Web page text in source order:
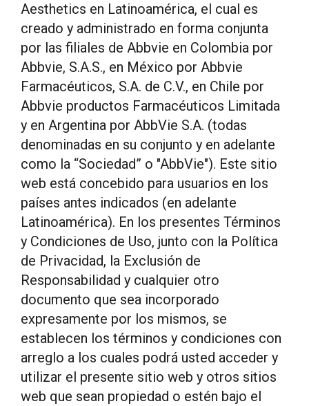
Aesthetics en Latinoamérica, el cual es
creado y administrado en forma conjunta
por las filiales de Abbvie en Colombia por
Abbvie, S.A.S., en México por Abbvie
Farmacéuticos, S.A. de C.V., en Chile por
Abbvie productos Farmacéuticos Limitada
y en Argentina por AbbVie S.A. (todas
denominadas en su conjunto y en adelante
como la “Sociedad” o "AbbVie"). Este sitio
web está concebido para usuarios en los
países antes indicados (en adelante
Latinoamérica). En los presentes Términos
y Condiciones de Uso, junto con la Política
de Privacidad, la Exclusión de
Responsabilidad y cualquier otro
documento que sea incorporado
expresamente por los mismos, se
establecen los términos y condiciones con
arreglo a los cuales podrá usted acceder y
utilizar el presente sitio web y otros sitios
web que sean propiedad o estén bajo el